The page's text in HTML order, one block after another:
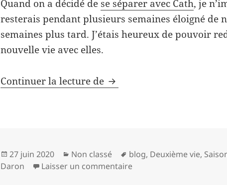
Quand on a décidé de se séparer avec Cath, je
resterais pendant plusieurs semaines éloigné de
semaines plus tard. J’étais heureux de pouvoir
nouvelle vie avec elles.
Continuer la lecture de Confinement, séparation
Publié
le
27 juin 2020 Catégories
Non classé
Mots-
clés
blog, Deuxième vie,
Daron
Laisser un commentairesur Confinement,